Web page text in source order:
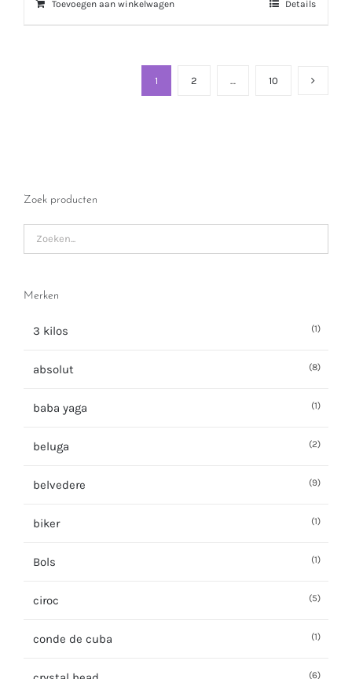
Toevoegen aan winkelwagen Details
1 2 … 10
Zoek producten
Merken
3 kilos (1)
absolut (8)
baba yaga (1)
beluga (2)
belvedere (9)
biker (1)
Bols (1)
ciroc (5)
conde de cuba (1)
(6)